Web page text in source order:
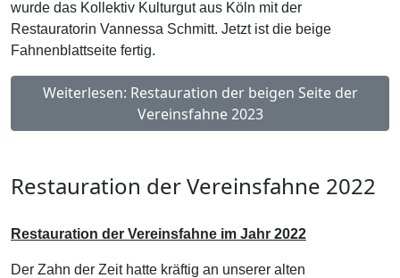
wurde das Kollektiv Kulturgut aus Köln mit der
Restauratorin Vannessa Schmitt. Jetzt ist die beige
Fahnenblattseite fertig.
Weiterlesen: Restauration der beigen Seite der
Vereinsfahne 2023
Restauration der Vereinsfahne 2022
Restauration der Vereinsfahne im Jahr 2022
Der Zahn der Zeit hatte kräftig an unserer alten